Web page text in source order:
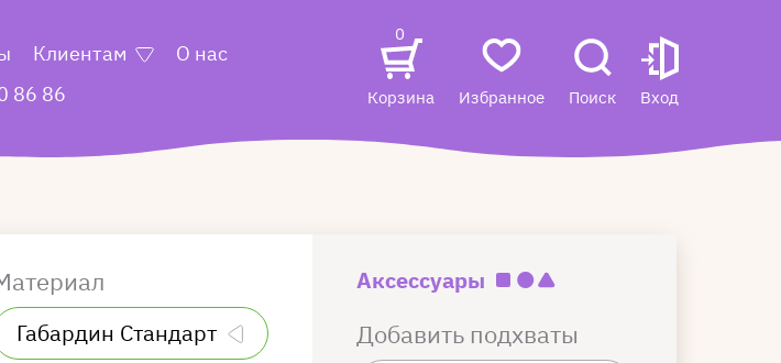
Клиентам
О нас
86 86
0
Корзина Избранное Поиск Вход
Аксессуары
Добавить подхваты